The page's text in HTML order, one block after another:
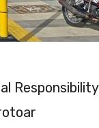
Responsibility